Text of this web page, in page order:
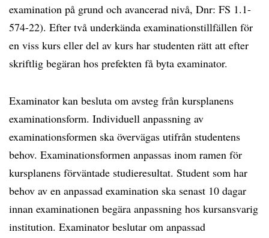
examination på grund och avancerad nivå, Dnr: FS 1.1-
574-22). Efter två underkända examinationstillfällen för
en viss kurs eller del av kurs har studenten rätt att efter
skriftlig begäran hos prefekten få byta examinator.
Examinator kan besluta om avsteg från kursplanens
examinationsform. Individuell anpassning av
examinationsformen ska övervägas utifrån studentens
behov. Examinationsformen anpassas inom ramen för
kursplanens förväntade studieresultat. Student som har
behov av en anpassad examination ska senast 10 dagar
innan examinationen begära anpassning hos kursansvarig
institution. Examinator beslutar om anpassad